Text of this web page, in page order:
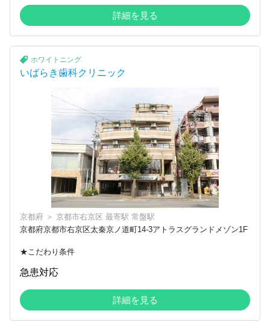
詳細を見る
ホワイトニング
いばらき歯科クリニック
京都府 ＞ 京都市右京区 最寄駅 常盤駅
京都府京都市右京区太秦京ノ道町14-3アトラスグランドメゾン1F
★こだわり条件
急患対応
詳細を見る